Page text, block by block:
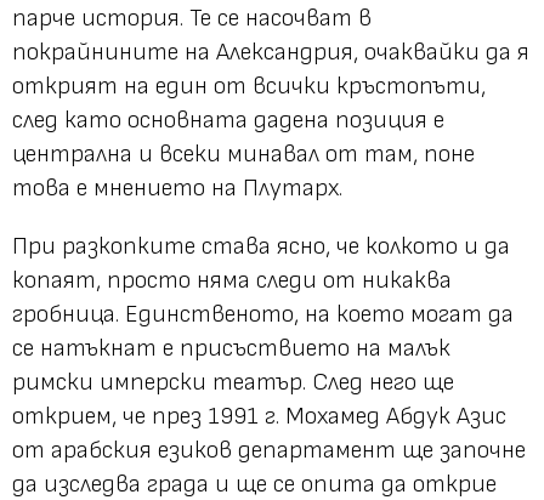
парче история. Те се насочват в
покрайнините на Александрия, очаквайки да я
открият на един от всички кръстопъти,
след като основната дадена позиция е
централна и всеки минавал от там, поне
това е мнението на Плутарх.
При разкопките става ясно, че колкото и да
копаят, просто няма следи от никаква
гробница. Единственото, на което могат да
се натъкнат е присъствието на малък
римски имперски театър. След него ще
открием, че през 1991 г. Мохамед Абдук Азис
от арабския езиков департамент ще започне
да изследва града и ще се опита да открие